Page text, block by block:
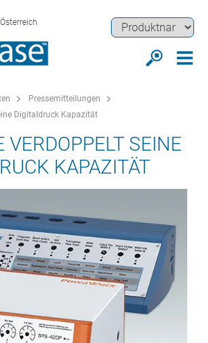
Pressemitteilungen
Digitaldruck Kapazität
VERDOPPELT SEINE
KAPAZITÄT